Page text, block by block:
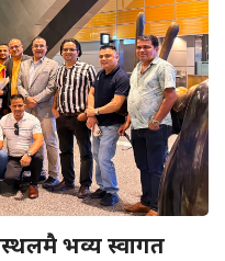
भव्य स्वागत